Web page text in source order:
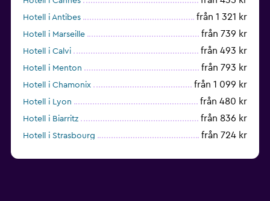
Hotell i Antibes från 1 321 kr
Hotell i Marseille från 739 kr
Hotell i Calvi från 493 kr
Hotell i Menton från 793 kr
Hotell i Chamonix från 1 099 kr
Hotell i Lyon från 480 kr
Hotell i Biarritz från 836 kr
Hotell i Strasbourg från 724 kr